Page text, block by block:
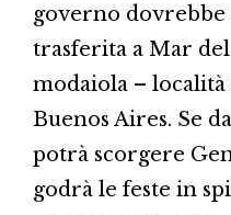
governo dovrebbe
trasferita a Mar
modaiola –
Buenos Aires. Se
potrà scorgere
godrà le feste in